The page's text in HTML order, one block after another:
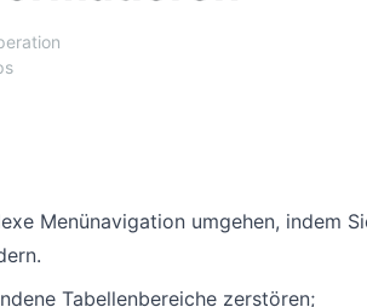
Menünavigation umgehen, indem
Tabellenbereiche zerstören;